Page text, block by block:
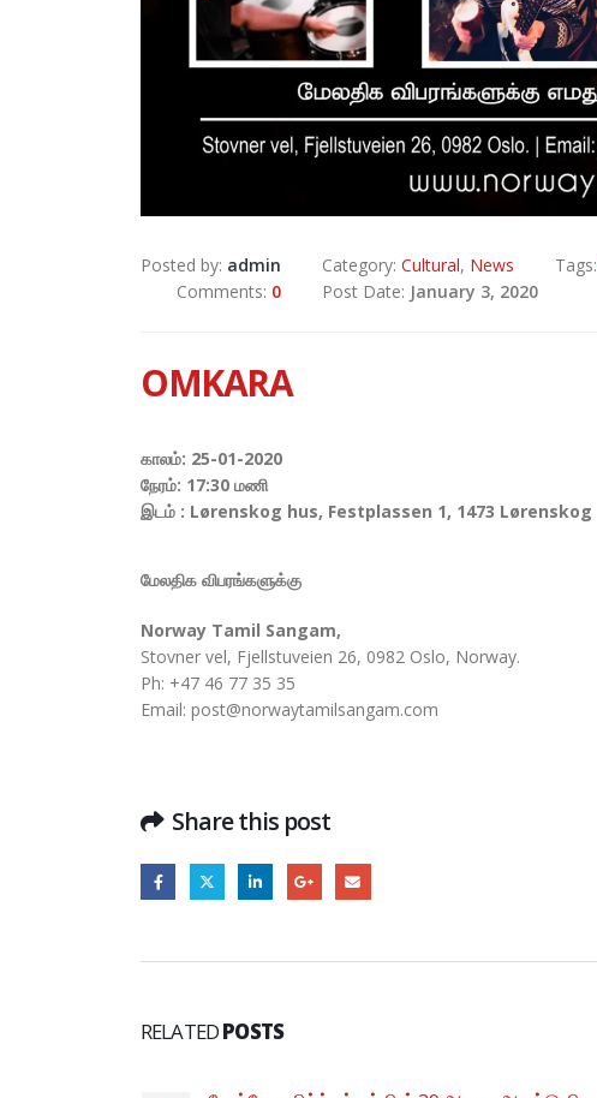
Posted by: admin Category: Cultural, News Tags:
Comments: 0 Post Date: January 3, 2020
OMKARA
காலம்: 25-01-2020
நேரம்: 17:30 மணி
இடம் : Lørenskog hus, Festplassen 1, 1473 Lørenskog
மேலதிக விபரங்களுக்கு
Norway Tamil Sangam,
Stovner vel, Fjellstuveien 26, 0982 Oslo, Norway.
Ph: +47 46 77 35 35
Email: post@norwaytamilsangam.com
Share this post
RELATEDPOSTS